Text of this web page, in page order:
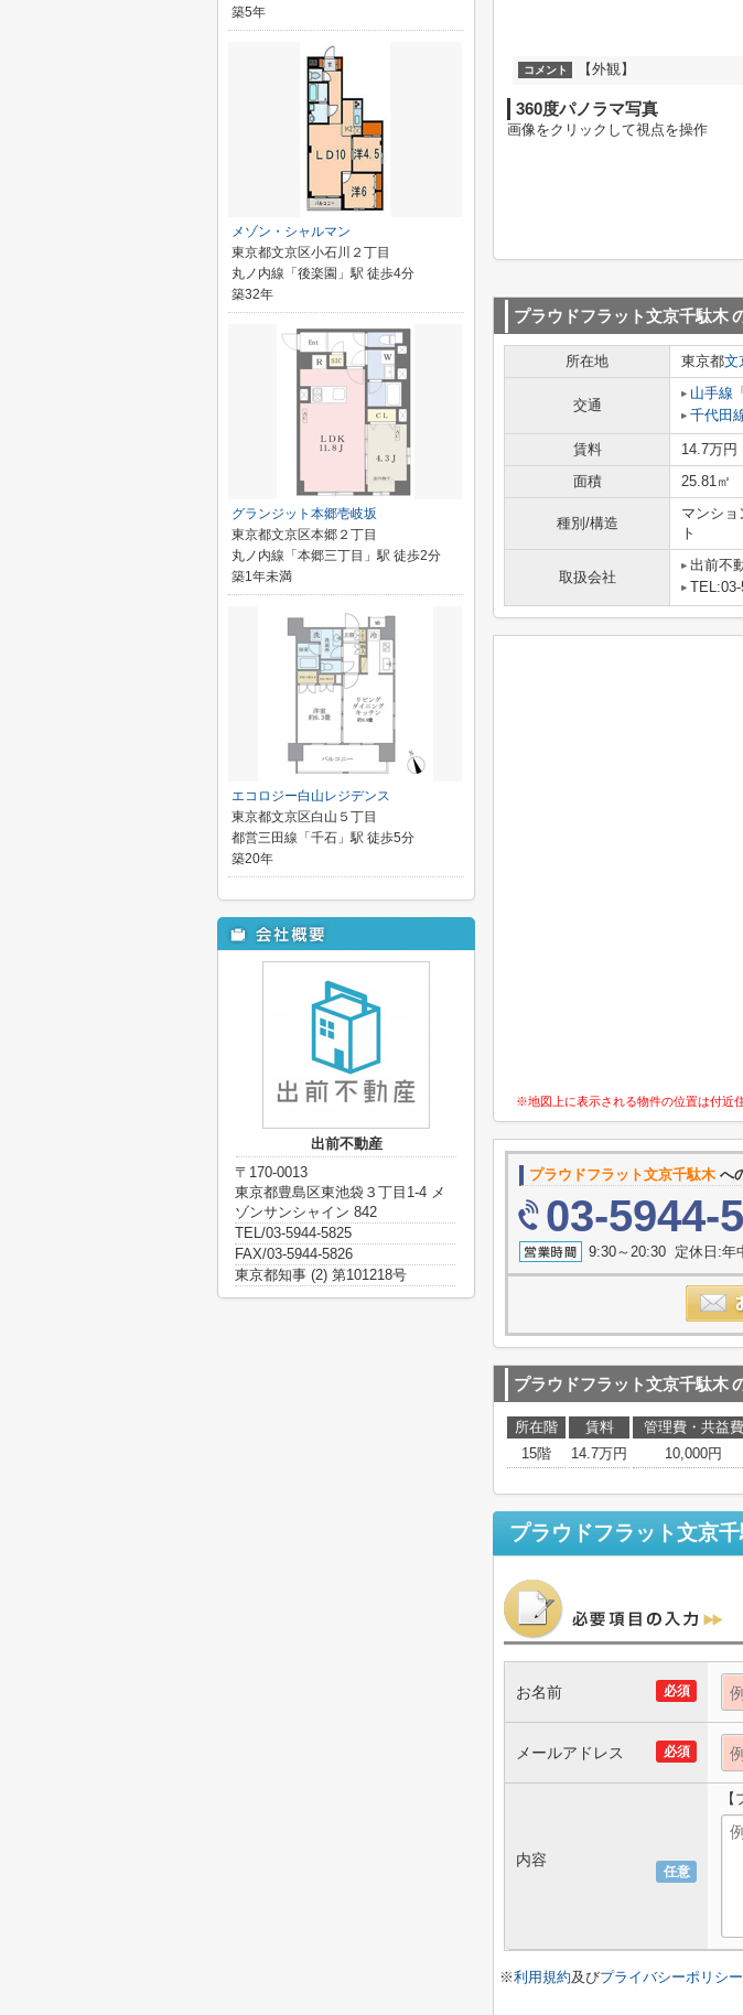
コメント 【外観】
360度パノラマ写真
画像をクリックして視点を操作
プラウドフラット文京千駄木
所在地 東京都文
交通
山手線 「
千代田
賃料 14.7万円
面積
25.81㎡
種別/構造
マンシ
ト
取扱会社
出前不
※地図上に表示される物件の位置は付近
プラウドフラット文京千駄木 へ
03-5944-
9:30～20:30 定休日:年
プラウドフラット文京千駄木
所在階 賃料 管理費・共益費
15階
14.7万円 10,000円
プラウドフラット文京
必須
お名前
必須
メールアドレス
任意
内容
※利用規約及びプライバシーポリシー
築5年
メゾン・シャルマン
東京都文京区小石川２丁目
丸ノ内線「後楽園」駅 徒歩4分
築32年
グランジット本郷壱岐坂
東京都文京区本郷２丁目
丸ノ内線「本郷三丁目」駅 徒歩2分
築1年未満
エコロジー白山レジデンス
東京都文京区白山５丁目
都営三田線「千石」駅 徒歩5分
築20年
出前不動産
〒170-0013
東京都豊島区東池袋３丁目1-4 メ
ゾンサンシャイン 842
TEL/03-5944-5825
FAX/03-5944-5826
東京都知事 (2) 第101218号